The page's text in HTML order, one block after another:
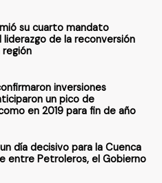
su cuarto mandato
de la reconversión
inversiones
un pico de
en 2019 para fin de año
día decisivo para la Cuenca
entre Petroleros, el Gobierno